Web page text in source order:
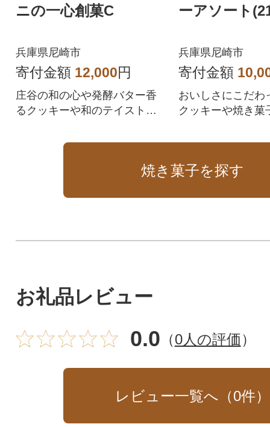
ニの一心創菓C
兵庫県尼崎市
寄付金額 12,000円
庄谷の和の心や発酵バター香
るクッキーや和のテイストを
ーアソート
兵庫県尼崎市
寄付金額
おいしさにこだわ
クッキーや焼き菓
焼き菓子を探す
お礼品レビュー
0.0 （0人の評価）
レビュー一覧へ（0件）